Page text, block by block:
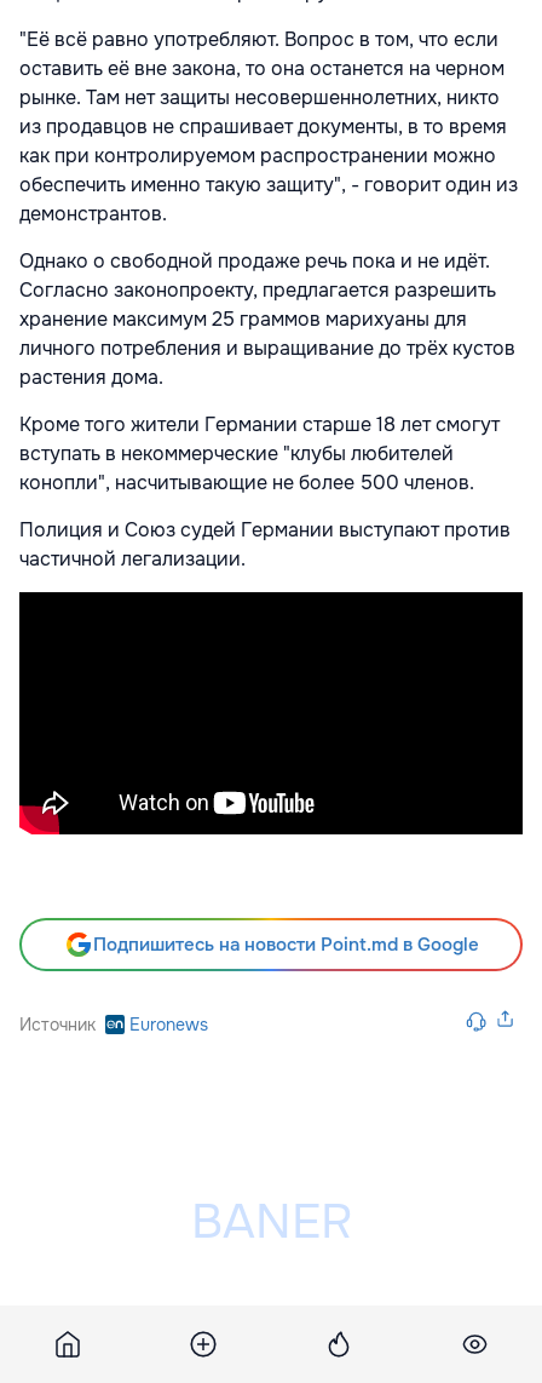
"Её всё равно употребляют. Вопрос в том, что если
оставить её вне закона, то она останется на черном
рынке. Там нет защиты несовершеннолетних, никто
из продавцов не спрашивает документы, в то время
как при контролируемом распространении можно
обеспечить именно такую защиту", - говорит один из
демонстрантов.
Однако о свободной продаже речь пока и не идёт.
Согласно законопроекту, предлагается разрешить
хранение максимум 25 граммов марихуаны для
личного потребления и выращивание до трёх кустов
растения дома.
Кроме того жители Германии старше 18 лет смогут
вступать в некоммерческие "клубы любителей
конопли", насчитывающие не более 500 членов.
Полиция и Союз судей Германии выступают против
частичной легализации.
Подпишитесь на новости Point.md в Google
Источник Euronews